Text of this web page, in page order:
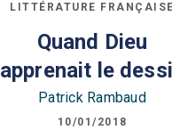
LITTÉRATURE FRANÇAISE
Quand Dieu
apprenait le
Patrick Rambaud
10/01/2018